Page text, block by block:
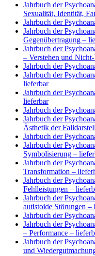
Jahrbuch der
Sexualität, Identität,
Jahrbuch der
Jahrbuch der
Gegenübertragung –
Jahrbuch der
– Verstehen und Nicht-
Jahrbuch der
Jahrbuch der
lieferbar
Jahrbuch der
lieferbar
Jahrbuch der
Jahrbuch der
Ästhetik der
Jahrbuch der
Jahrbuch der
Symbolisierung –
Jahrbuch der
Transformation –
Jahrbuch der
Fehlleistungen –
Jahrbuch der
autistoide Störungen –
Jahrbuch der
Jahrbuch der
– Performance –
Jahrbuch der
und